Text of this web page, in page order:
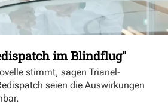
im Blindflug"
stimmt, sagen Trianel-
seien die Auswirkungen